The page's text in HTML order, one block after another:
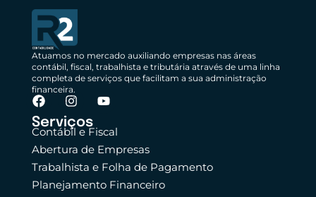
Atuamos no mercado auxiliando empresas nas áreas
contábil, fiscal, trabalhista e tributária através de uma linha
completa de serviços que facilitam a sua administração
financeira.
Serviços
Contábil e Fiscal
Abertura de Empresas
Trabalhista e Folha de Pagamento
Planejamento Financeiro